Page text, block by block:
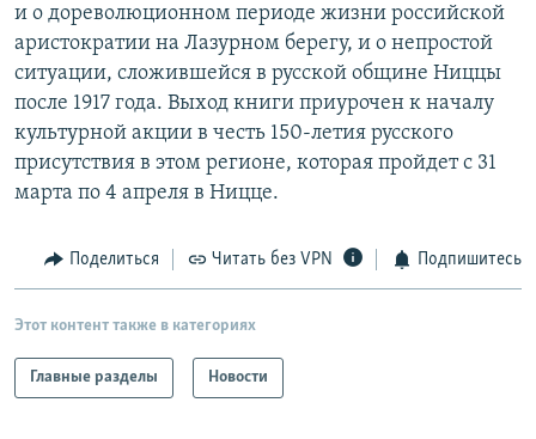
Все сайты РСЕ/РС
и о дореволюционном периоде жизни российской
аристократии на Лазурном берегу, и о непростой
ситуации, сложившейся в русской общине Ниццы
после 1917 года. Выход книги приурочен к началу
культурной акции в честь 150-летия русского
присутствия в этом регионе, которая пройдет с 31
марта по 4 апреля в Ницце.
Поделиться Читать без VPN Подпишитесь
Этот контент также в категориях
Главные разделы Новости